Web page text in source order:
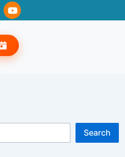
Y
o
u
u
b
e
Search